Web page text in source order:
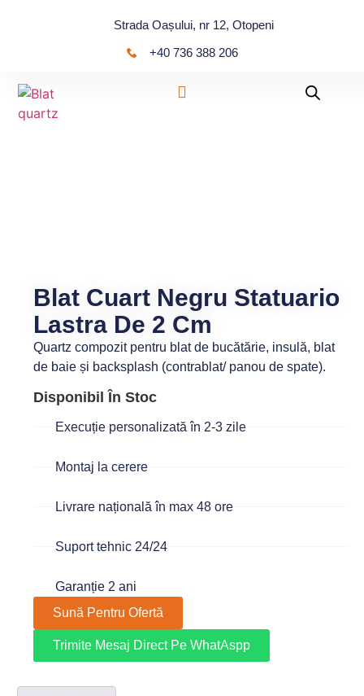
Strada Oașului, nr 12, Otopeni
+40 736 388 206
Blat Cuart Negru Statuario
Lastra De 2 Cm
Quartz compozit pentru blat de bucătărie, insulă, blat
de baie și backsplash (contrablat/ panou de spate).
Disponibil În Stoc
Execuție personalizată în 2-3 zile
Montaj la cerere
Livrare națională în max 48 ore
Suport tehnic 24/24
Garanție 2 ani
Sună Pentru Ofertă
Trimite Mesaj Direct Pe WhatAspp